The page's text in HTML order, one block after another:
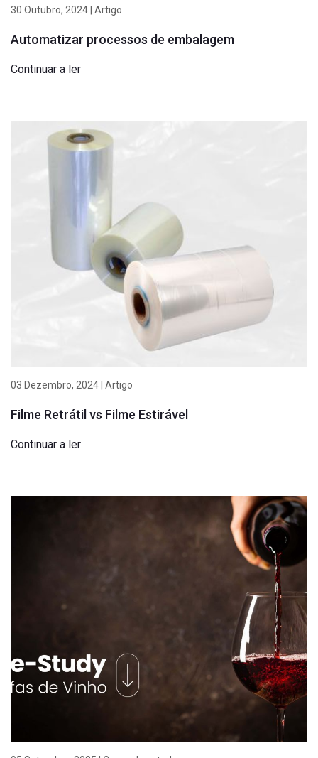
30 Outubro, 2024 | Artigo
Automatizar processos de embalagem
Continuar a ler
03 Dezembro, 2024 | Artigo
Filme Retrátil vs Filme Estirável
Continuar a ler